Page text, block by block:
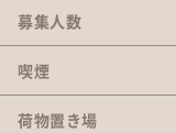
募集人数
喫煙
荷物置き場